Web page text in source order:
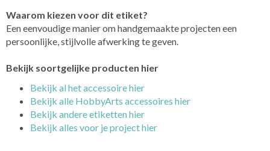
Waarom kiezen voor dit etiket?
Een eenvoudige manier om handgemaakte projecten een
persoonlijke, stijlvolle afwerking te geven.
Bekijk soortgelijke producten hier
Bekijk al het accessoire hier
Bekijk alle HobbyArts accessoires hier
Bekijk andere etiketten hier
Bekijk alles voor je project hier